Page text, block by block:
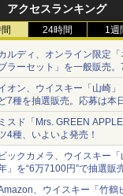
アクセスランキング
24時間 1週
ルディ、オンライン限定
ラーセット」を一般販売
選無効分
オン、ウイスキー「山崎
7種を抽選販売。応募は本
スド「Mrs. GREEN
4種、いよいよ発売！
ックカメラ、ウイスキー
」を“6万7100円”で抽選販
付
、ウイスキー「竹鶴